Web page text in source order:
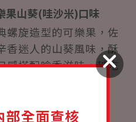
果山葵(哇沙米)口味
螺旋造型的可樂果，佐
香迷人的山葵風味，酥
感搭配嗆香滋味，越吃
果海苔鹽之花口味